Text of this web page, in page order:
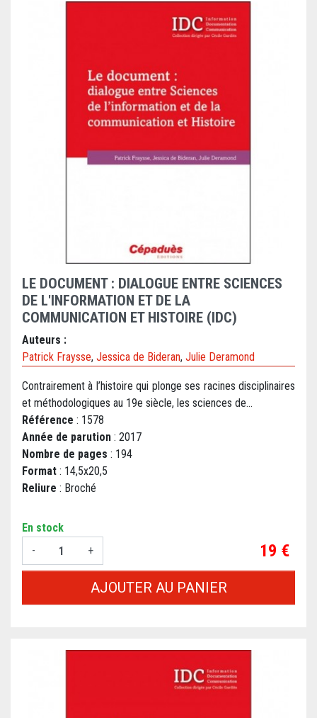
LE DOCUMENT : DIALOGUE ENTRE SCIENCES
DE L'INFORMATION ET DE LA
COMMUNICATION ET HISTOIRE (IDC)
Auteurs :
Patrick Fraysse, Jessica de Bideran, Julie Deramond
Contrairement à l’histoire qui plonge ses racines disciplinaires
et méthodologiques au 19e siècle, les sciences de...
Référence : 1578
Année de parution : 2017
Nombre de pages : 194
Format : 14,5x20,5
Reliure : Broché
En stock
-
+ Prix
19 €
AJOUTER AU PANIER